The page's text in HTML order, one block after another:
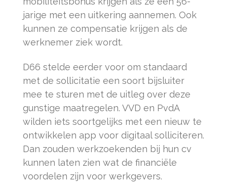
jarige met een uitkering aannemen. Ook
kunnen ze compensatie krijgen als de
werknemer ziek wordt.
D66 stelde eerder voor om standaard
met de sollicitatie een soort bijsluiter
mee te sturen met de uitleg over deze
gunstige maatregelen. VVD en PvdA
wilden iets soortgelijks met een nieuw te
ontwikkelen app voor digitaal solliciteren.
Dan zouden werkzoekenden bij hun cv
kunnen laten zien wat de financiële
voordelen zijn voor werkgevers.